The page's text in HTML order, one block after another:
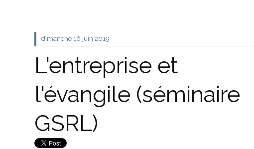
dimanche 16 juin 2019
L'entreprise et
l'évangile (séminaire
GSRL)